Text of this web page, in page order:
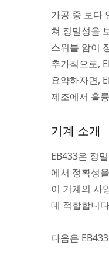
가공 중 보다
쳐 정밀성을
스위블 암이
추가적으로,
요약하자면,
제조에서 훌
기계 소개
EB433은 정
에서 정확성
이 기계의 사
데 적합합니
다음은
와이